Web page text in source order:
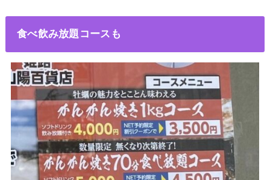
食べ飲み放題コースも